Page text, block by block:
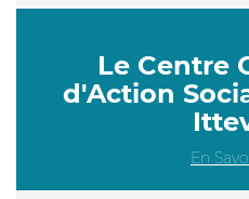
Le Centre
d'Action
En